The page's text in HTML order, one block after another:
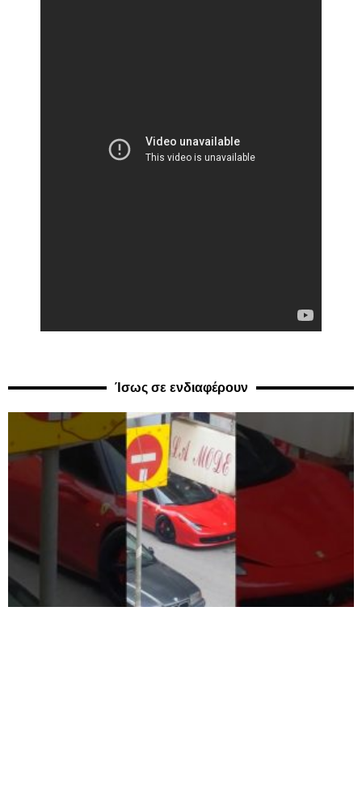
Ίσως σε ενδιαφέρουν